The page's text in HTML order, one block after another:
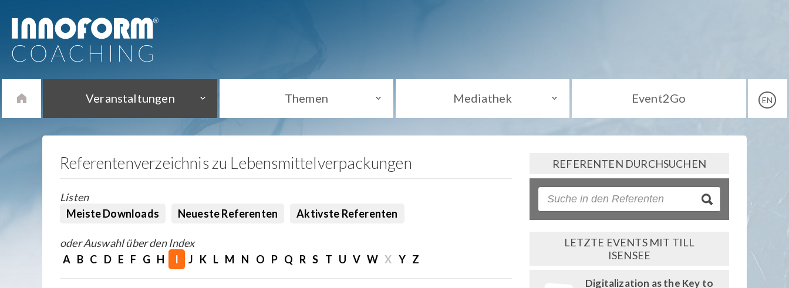
Veranstaltungen Themen Mediathek Event2Go EN
Referentenverzeichnis zu Lebensmittelverpackungen
Listen
Meiste Downloads
Neueste Referenten Aktivste Referenten
oder Auswahl über den Index
A B C D E F G H I J K L M N O P Q R S T U V W X Y Z
REFERENTEN DURCHSUCHEN
LETZTE EVENTS MIT TILL
ISENSEE
Digitalization as the Key to